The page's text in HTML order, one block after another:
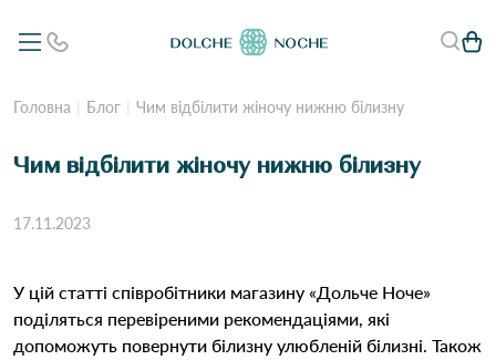
Головна Блог Чим відбілити жіночу нижню білизну
Чим відбілити жіночу нижню білизну
17.11.2023
У цій статті співробітники магазину «Дольче Ноче»
поділяться перевіреними рекомендаціями, які
допоможуть повернути білизну улюбленій білизні. Також